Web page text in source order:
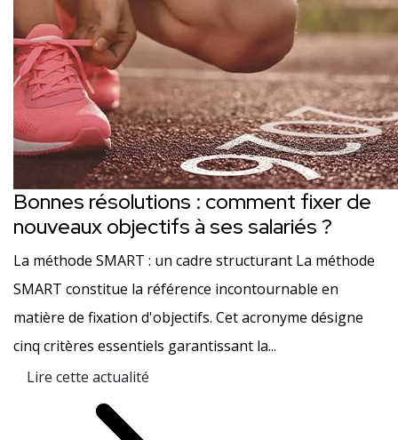
Bonnes résolutions : comment fixer de
nouveaux objectifs à ses salariés ?
La méthode SMART : un cadre structurant La méthode
SMART constitue la référence incontournable en
matière de fixation d'objectifs. Cet acronyme désigne
cinq critères essentiels garantissant la...
Lire cette actualité